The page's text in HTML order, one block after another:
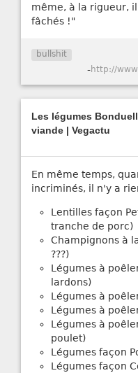
même, à la rigueur,
fâchés !"
bullshit
-http://
Les légumes
viande | Vegactu
En même temps,
incriminés, il n'y a
Lentilles façon
tranche de porc)
Champignons à
???)
Légumes à
lardons)
Légumes à
Légumes à
Légumes à
poulet)
Légumes façon
Légumes façon